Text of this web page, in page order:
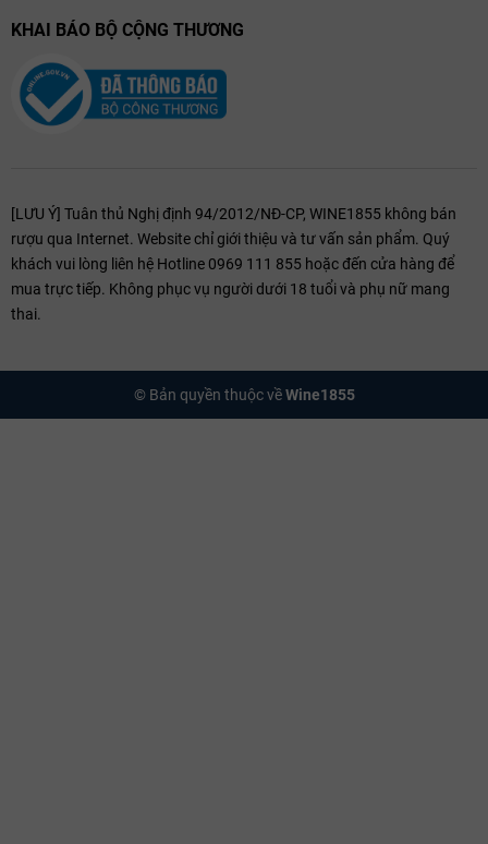
KHAI BÁO BỘ CỘNG THƯƠNG
[LƯU Ý] Tuân thủ Nghị định 94/2012/NĐ-CP, WINE1855 không bán
rượu qua Internet. Website chỉ giới thiệu và tư vấn sản phẩm. Quý
khách vui lòng liên hệ Hotline 0969 111 855 hoặc đến cửa hàng để
mua trực tiếp. Không phục vụ người dưới 18 tuổi và phụ nữ mang
thai.
© Bản quyền thuộc vềWine1855